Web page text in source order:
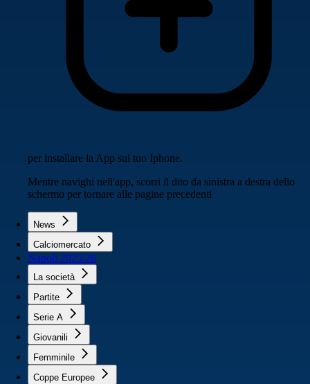
per installare la App sul tuo Iphone.
Mentre navighi nell'app, scorri il dito da sinistra a destra dello
schermo per tornare alle pagine precedenti
News
Calciomercato
Napoli 2025/26
La società
Partite
Serie A
Giovanili
Femminile
Coppe Europee